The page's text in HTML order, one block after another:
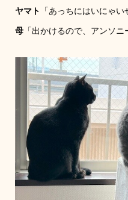
ヤマト 「あっちにはいにゃい
母「出かけるので、アンソニ